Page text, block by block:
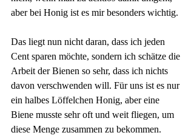
aber bei Honig ist es mir besonders wichtig.
Das liegt nun nicht daran, dass ich jeden
Cent sparen möchte, sondern ich schätze die
Arbeit der Bienen so sehr, dass ich nichts
davon verschwenden will. Für uns ist es nur
ein halbes Löffelchen Honig, aber eine
Biene musste sehr oft und weit fliegen, um
diese Menge zusammen zu bekommen.